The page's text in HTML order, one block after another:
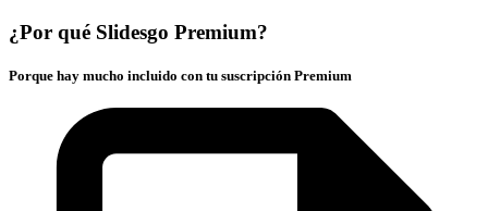
¿Por qué Slidesgo Premium?
Porque hay mucho incluido con tu suscripción Premium